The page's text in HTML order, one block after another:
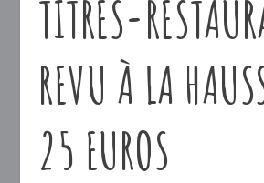
TITRES-
REVU À LA
25 EUROS